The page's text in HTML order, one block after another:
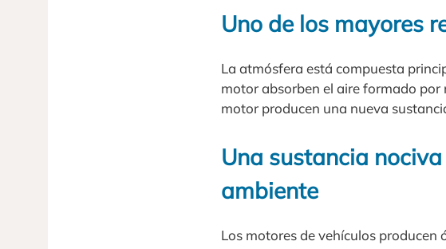
Uno de los mayores
La atmósfera está compuesta
motor absorben el aire formado
motor producen una nueva
Una sustancia
ambiente
Los motores de vehículos producen